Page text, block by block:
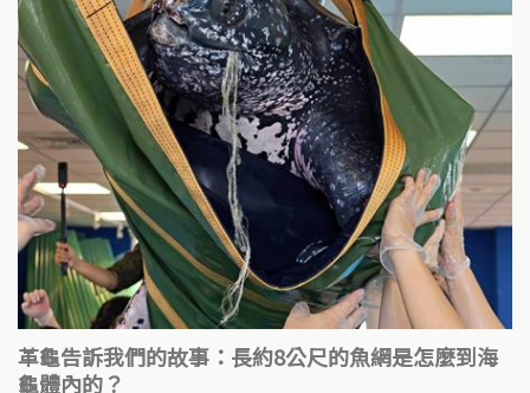
革龜告訴我們的故事：長約8公尺的魚網是怎麼到海
龜體內的？